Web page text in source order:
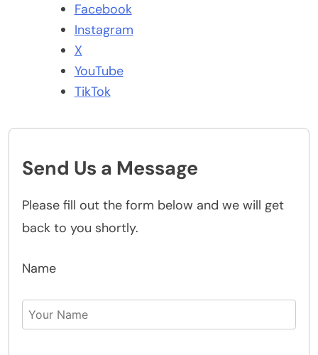
Facebook
Instagram
X
YouTube
TikTok
Send Us a Message
Please fill out the form below and we will get
back to you shortly.
Name